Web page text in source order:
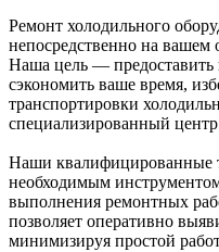
Ремонт холодильного
непосредственно на вашем
Наша цель — предоставить
сэкономить ваше время,
транспортировки
специализированный
Наши квалифицированные
необходимым
выполнения ремонтных
позволяет оперативно
минимизируя простой